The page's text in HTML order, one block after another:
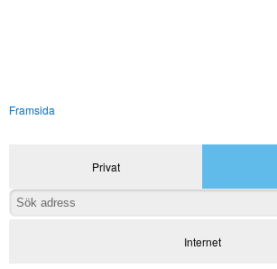
Framsida
Privat
Internet